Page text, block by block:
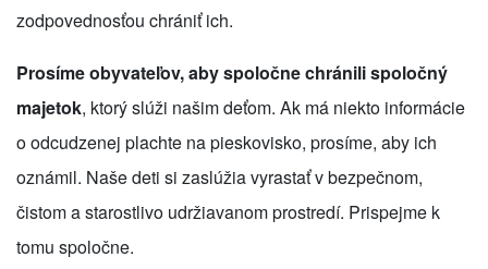
zodpovednosťou chrániť ich.
Prosíme obyvateľov, aby spoločne chránili spoločný
majetok, ktorý slúži našim deťom. Ak má niekto informácie
o odcudzenej plachte na pieskovisko, prosíme, aby ich
oznámil. Naše deti si zaslúžia vyrastať v bezpečnom,
čistom a starostlivo udržiavanom prostredí. Prispejme k
tomu spoločne.